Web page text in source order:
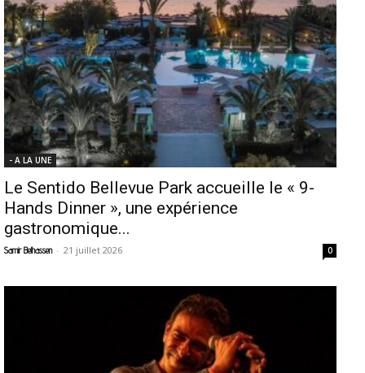
- A LA UNE
Le Sentido Bellevue Park accueille le « 9-
Hands Dinner », une expérience
gastronomique...
Samir Belhassen - 21 juillet 2026 0